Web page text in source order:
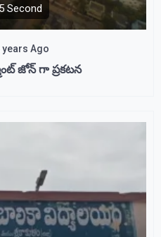
Second
years Ago
జోన్ గా ప్రకటన